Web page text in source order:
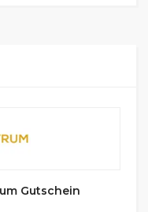
Gutschein